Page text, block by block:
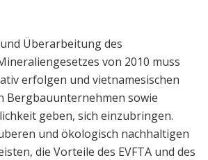
Überarbeitung des
von 2010 muss
erfolgen und vietnamesischen
Bergbauunternehmen sowie
geben, sich einzubringen.
und ökologisch nachhaltigen
die Vorteile des EVFTA und des